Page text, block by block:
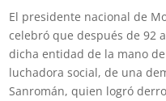
El presidente nacional de
celebró que después de 92
dicha entidad de la mano
luchadora social, de una
Sanromán, quien logró